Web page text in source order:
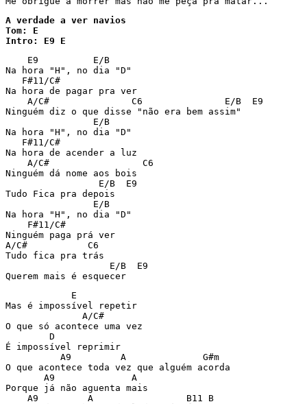
A verdade a ver navios
Tom: E
Intro: E9 E
    E9          E/B
Na hora "H", no dia "D"
   F#11/C#
Na hora de pagar pra ver
    A/C#               C6               E/B  E9
Ninguém diz o que disse "não era bem assim"
                E/B
Na hora "H", no dia "D"
   F#11/C#
Na hora de acender a luz
    A/C#                 C6
Ninguém dá nome aos bois
                 E/B  E9
Tudo Fica pra depois
                E/B
Na hora "H", no dia "D"
    F#11/C#
Ninguém paga prá ver
A/C#           C6
Tudo fica pra trás
                   E/B  E9
            E
Mas é impossível repetir
              A/C#
O que só acontece uma vez
        D
É impossível reprimir
          A9         A              G#m
O que acontece toda vez que alguém acorda
       A9              A
Porque já não aguenta mais
    A9         A                 B11 B